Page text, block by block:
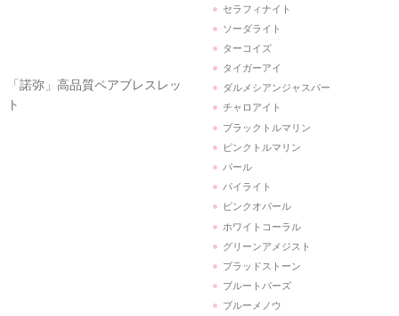
タイガーアイ
ダルメシアンジャスパー
チャロアイト
ブラックトルマリン
ピンクトルマリン
パール
パイライト
ピンクオパール
ホワイトコーラル
グリーンアメジスト
ブラッドストーン
ブルートパーズ
ブルーメノウ
ブルーレースアゲート
プレナイト
グリーンフローライト